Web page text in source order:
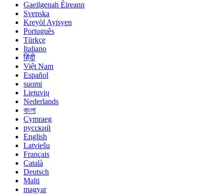
Gaeilgenah Éireann
Svenska
Kreyòl Ayisyen
Português
Türkçe
Italiano
हिंदी
Việt Nam
Español
suomi
Lietuvių
Nederlands
বাংলা
Cymraeg
русский
English
Latviešu
Français
Català
Deutsch
Malti
magyar